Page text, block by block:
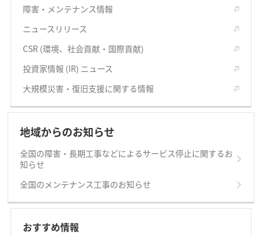
障害・メンテナンス情報
ニュースリリース
CSR (環境、社会貢献・国際貢献)
投資家情報 (IR) ニュース
大規模災害・復旧支援に関する情報
地域からのお知らせ
全国の障害・長期工事などによるサービス停止に関するお
知らせ
全国のメンテナンス工事のお知らせ
おすすめ情報